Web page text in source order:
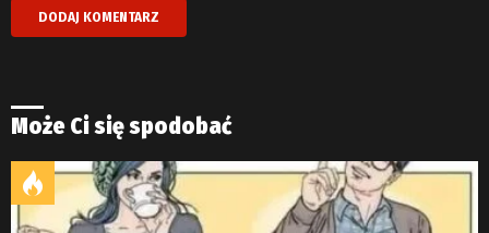
Może Ci się spodobać